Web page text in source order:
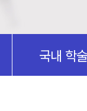
국내 학